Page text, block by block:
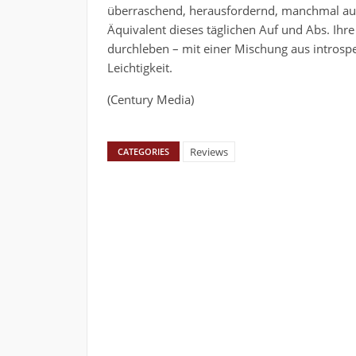
überraschend, herausfordernd, manchmal
Äquivalent dieses täglichen Auf und Abs.
durchleben – mit einer Mischung aus
Leichtigkeit.
(Century Media)
CATEGORIES Reviews